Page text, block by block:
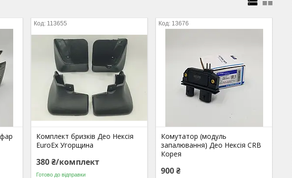
113655
Комплект бризків Део Нексія
EuroEx Угорщина
380 ₴/комплект
Готово до відправки
13676
Комутатор (модуль
запалювання) Део Нексія CRB
Корея
900 ₴